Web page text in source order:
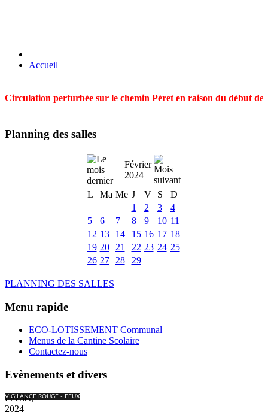
Accueil
Circulation perturbée sur le chemin Péret en raison du début
Planning des salles
Février
2024
L
Ma Me J V S
D
1
2 3
4
5
6 7 8 9 10 11
12 13 14 15 16 17 18
19 20 21 22 23 24 25
26 27 28 29
PLANNING DES SALLES
Menu rapide
ECO-LOTISSEMENT Communal
Menus de la Cantine Scolaire
Contactez-nous
Evènements et divers
VIGILANCE ROUGE - FEUX
Février,
2024